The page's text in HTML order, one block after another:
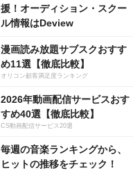
援！オーディション・スクー
ル情報はDeview
漫画読み放題サブスクおすす
め11選【徹底比較】
オリコン顧客満足度ランキング
2026年動画配信サービスおす
すめ40選【徹底比較】
CS動画配信サービス20選
毎週の音楽ランキングから、
ヒットの推移をチェック！